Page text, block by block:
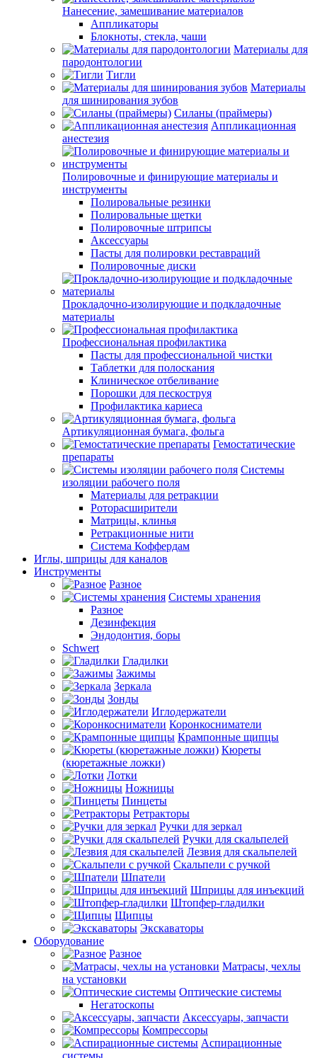
Нанесение, замешивание материалов
Аппликаторы
Блокноты, стекла, чаши
Материалы для
пародонтологии
Тигли
Материалы
для шинирования зубов
Силаны (праймеры)
Аппликационная
анестезия
Полировочные и финирующие материалы и
инструменты
Полировальные резинки
Полировальные щетки
Полировочные штрипсы
Аксессуары
Пасты для полировки реставраций
Полировочные диски
Прокладочно-изолирующие и подкладочные
материалы
Профессиональная профилактика
Пасты для профессиональной чистки
Таблетки для полоскания
Клиническое отбеливание
Порошки для пескоструя
Профилактика кариеса
Артикуляционная бумага, фольга
Гемостатические
препараты
Системы
изоляции рабочего поля
Материалы для ретракции
Роторасширители
Матрицы, клинья
Ретракционные нити
Система Коффердам
Иглы, шприцы для каналов
Инструменты
Разное
Системы хранения
Разное
Дезинфекция
Эндодонтия, боры
Schwert
Гладилки
Зажимы
Зеркала
Зонды
Иглодержатели
Коронкосниматели
Крампонные щипцы
Кюреты
(кюретажные ложки)
Лотки
Ножницы
Пинцеты
Ретракторы
Ручки для зеркал
Ручки для скальпелей
Лезвия для скальпелей
Скальпели с ручкой
Шпатели
Шприцы для инъекций
Штопфер-гладилки
Щипцы
Экскаваторы
Оборудование
Разное
Матрасы, чехлы
на установки
Оптические системы
Негатоскопы
Аксессуары, запчасти
Компрессоры
Аспирационные
системы